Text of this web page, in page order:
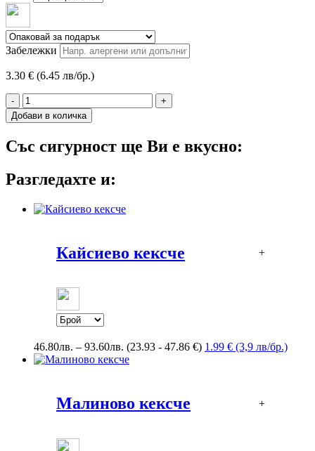
Забележки
3.30 € (6.45 лв/бр.)
-
+
Добави в количка
Със сигурност ще Ви е вкусно:
Разгледахте и:
Кайсиево кексче +
46.80лв. – 93.60лв. Price
range:
(23.93 - 47.86 €) 1.99 € (3,9 лв/бр.)
Малиново кексче +